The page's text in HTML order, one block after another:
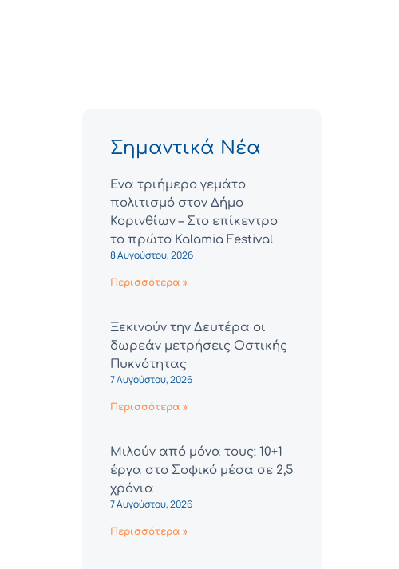
Σημαντικά Νέα
Ένα τριήμερο γεμάτο
πολιτισμό στον Δήμο
Κορινθίων – Στο επίκεντρο
το πρώτο Kalamia Festival
8 Αυγούστου, 2026
Περισσότερα »
Ξεκινούν την Δευτέρα οι
δωρεάν μετρήσεις Οστικής
Πυκνότητας
7 Αυγούστου, 2026
Περισσότερα »
Μιλούν από μόνα τους: 10+1
έργα στο Σοφικό μέσα σε 2,5
χρόνια
7 Αυγούστου, 2026
Περισσότερα »